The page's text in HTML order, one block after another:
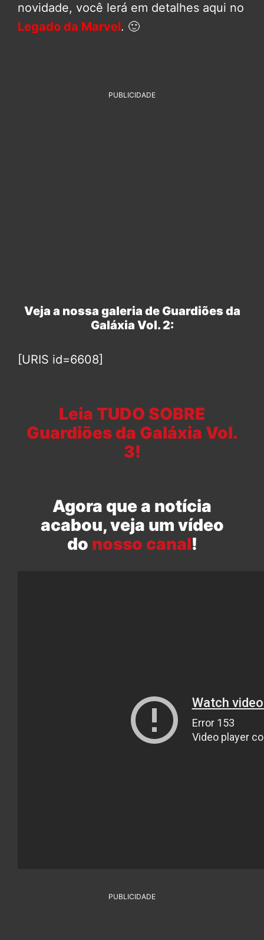
novidade, você lerá em detalhes aqui no
Legado da Marvel. 🙂
PUBLICIDADE
Veja a nossa galeria de Guardiões da
Galáxia Vol. 2:
[URIS id=6608]
Leia TUDO SOBRE
Guardiões da Galáxia Vol.
3!
Agora que a notícia
acabou, veja um vídeo
do nosso canal!
PUBLICIDADE